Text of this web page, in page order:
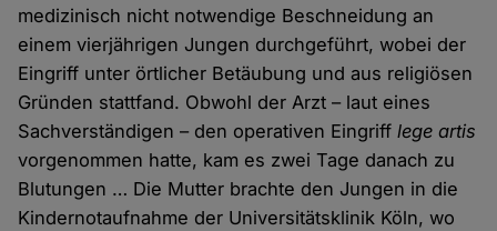
medizinisch nicht notwendige Beschneidung an
einem vierjährigen Jungen durchgeführt, wobei der
Eingriff unter örtlicher Betäubung und aus religiösen
Gründen stattfand. Obwohl der Arzt – laut eines
Sachverständigen – den operativen Eingrifflege artis
vorgenommen hatte, kam es zwei Tage danach zu
Blutungen … Die Mutter brachte den Jungen in die
Kindernotaufnahme der Universitätsklinik Köln, wo